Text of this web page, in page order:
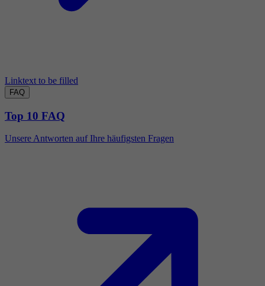
Linktext to be filled
FAQ
Top 10 FAQ
Unsere Antworten auf Ihre häufigsten Fragen